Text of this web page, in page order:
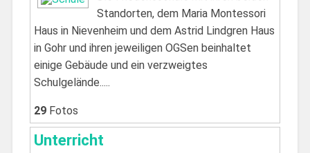
Standorten, dem Maria Montessori
Haus in Nievenheim und dem Astrid Lindgren Haus
in Gohr und ihren jeweiligen OGSen beinhaltet
einige Gebäude und ein verzweigtes
Schulgelände.....
29Fotos
Unterricht